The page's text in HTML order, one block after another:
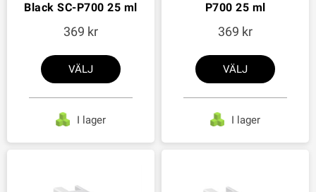
Black SC-P700 25 ml
369
VÄLJ
I lager
P700 25 ml
369
VÄLJ
I lager